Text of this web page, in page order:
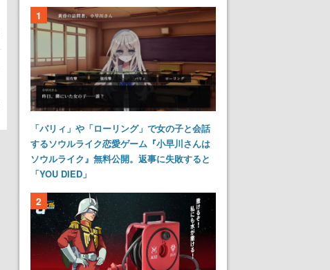
1
「パリィ」や「ローリング」で女の子と会話
するソウルライク恋愛ゲーム『小早川さんは
ソウルライク』無料公開。返事に失敗すると
「YOU DIED」
2